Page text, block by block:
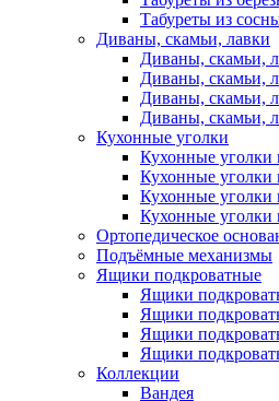
Табуреты из
Диваны, скамьи, лавки
Диваны, скамьи,
Диваны, скамьи,
Диваны, скамьи,
Диваны, скамьи,
Кухонные уголки
Кухонные уголки
Кухонные уголки
Кухонные уголки
Кухонные уголки
Ортопедическое
Подъёмные механизмы
Ящики подкроватные
Ящики
Ящики
Ящики
Ящики
Коллекции
Вандея